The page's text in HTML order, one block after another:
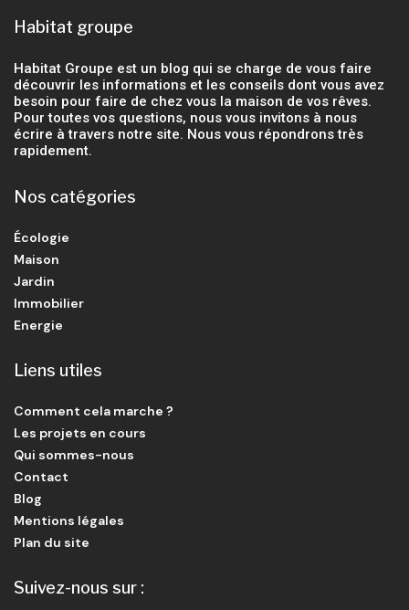
Habitat groupe
Habitat Groupe est un blog qui se charge de vous faire
découvrir les informations et les conseils dont vous avez
besoin pour faire de chez vous la maison de vos rêves.
Pour toutes vos questions, nous vous invitons à nous
écrire à travers notre site. Nous vous répondrons très
rapidement.
Nos catégories
Écologie
Maison
Jardin
Immobilier
Energie
Liens utiles
Comment cela marche ?
Les projets en cours
Qui sommes-nous
Contact
Blog
Mentions légales
Plan du site
Suivez-nous sur :